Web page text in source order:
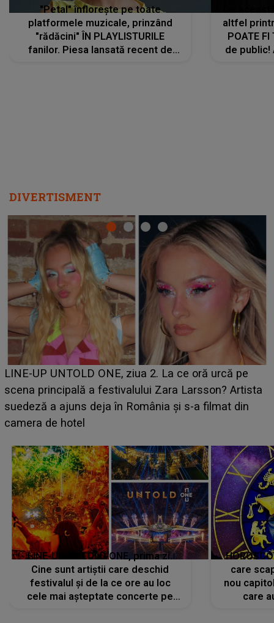
"Petal" înflorește pe toate
platformele muzicale, prinzând
"rădăcini" ÎN PLAYLISTURILE
fanilor. Piesa lansată recent de
altfel
POATE FI
de public!
DIVERTISMENT
Ce a dezvăluit noua concurentă din "Casa Iubirii" l-a
luat prin surprindere pe Emanuel. CINE ESTE
BĂIATUL VIZAT de Alexandra?! Aflându-se în fața
faptului împlinit, A RECUNOSCUT IMEDIAT: "Am
LINE-UP UNTOLD ONE, prima zi.
Cine sunt artiștii care deschid
festivalul și de la ce ore au loc
cele mai așteptate concerte pe
care
nou
care